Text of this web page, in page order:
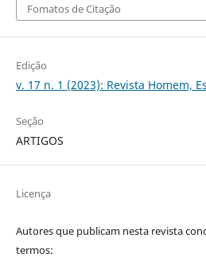
Fomatos de Citação
Edição
v. 17 n. 1 (2023): Revista Homem,
Seção
ARTIGOS
Licença
Autores que publicam nesta revista
termos: